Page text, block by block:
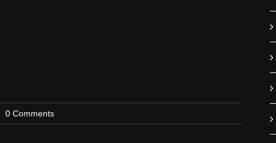
0 Commentson
Soho